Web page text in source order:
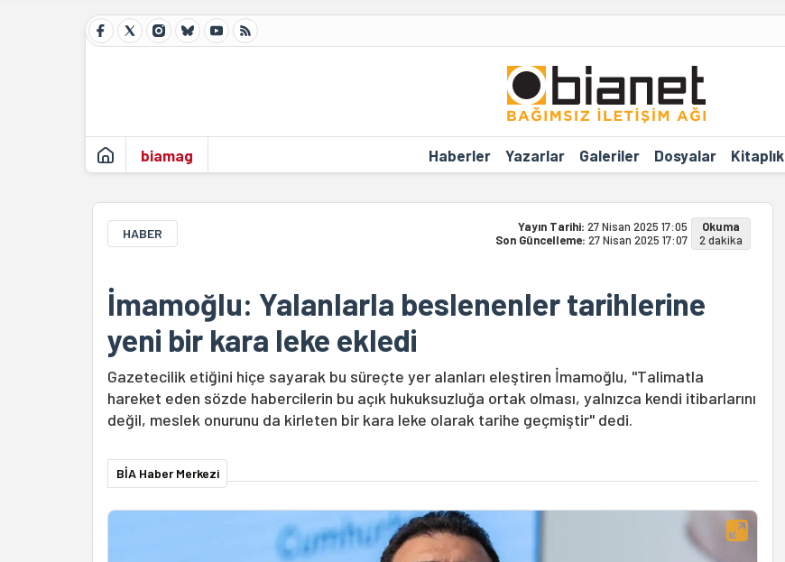
biamag Haberler Yazarlar Galeriler Dosyalar Kitaplık
HABER Yayın Tarihi: 27 Nisan 2025 17:05
Son Güncelleme: 27 Nisan 2025 17:07
Okuma
2 dakika
İmamoğlu: Yalanlarla beslenenler tarihlerine
yeni bir kara leke ekledi
Gazetecilik etiğini hiçe sayarak bu süreçte yer alanları eleştiren İmamoğlu, "Talimatla
hareket eden sözde habercilerin bu açık hukuksuzluğa ortak olması, yalnızca kendi itibarlarını
değil, meslek onurunu da kirleten bir kara leke olarak tarihe geçmiştir" dedi.
BİA Haber Merkezi